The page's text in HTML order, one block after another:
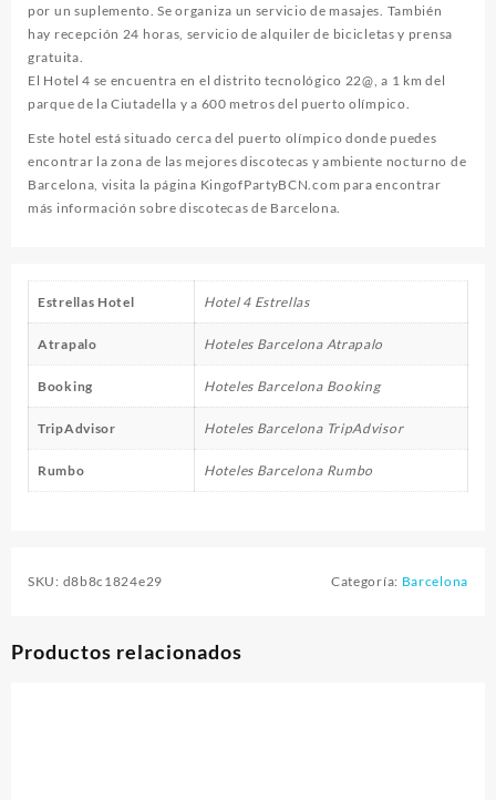
por un suplemento. Se organiza un servicio de masajes. También
hay recepción 24 horas, servicio de alquiler de bicicletas y prensa
gratuita.
El Hotel 4 se encuentra en el distrito tecnológico 22@, a 1 km del
parque de la Ciutadella y a 600 metros del puerto olímpico.
Este hotel está situado cerca del puerto olímpico donde puedes
encontrar la zona de las mejores discotecas y ambiente nocturno de
Barcelona, visita la página KingofPartyBCN.com para encontrar
más información sobre discotecas de Barcelona.
Estrellas Hotel Hotel 4 Estrellas
Atrapalo Hoteles Barcelona Atrapalo
Booking Hoteles Barcelona Booking
TripAdvisor Hoteles Barcelona TripAdvisor
Rumbo Hoteles Barcelona Rumbo
SKU: d8b8c1824e29 Categoría: Barcelona
Productos relacionados